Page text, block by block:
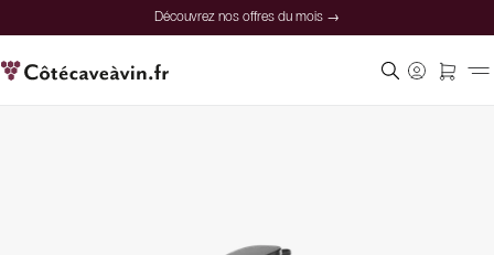
Découvrez nos offres du mois →